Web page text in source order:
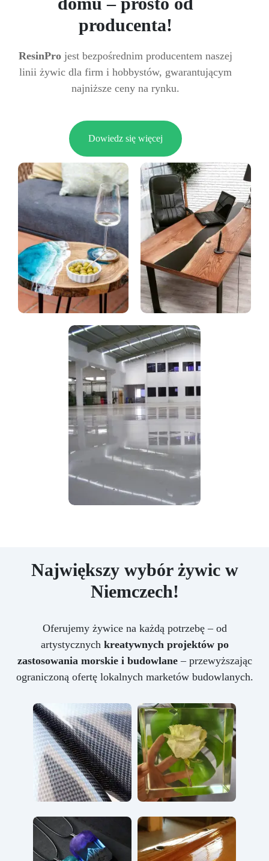
producenta!
ResinPro jest bezpośrednim producentem naszej
linii żywic dla firm i hobbystów, gwarantującym
najniższe ceny na rynku.
Dowiedz się więcej
Największy wybór żywic w
Niemczech!
Oferujemy żywice na każdą potrzebę – od
artystycznych kreatywnych projektów po
zastosowania morskie i budowlane– przewyższając
ograniczoną ofertę lokalnych marketów budowlanych.